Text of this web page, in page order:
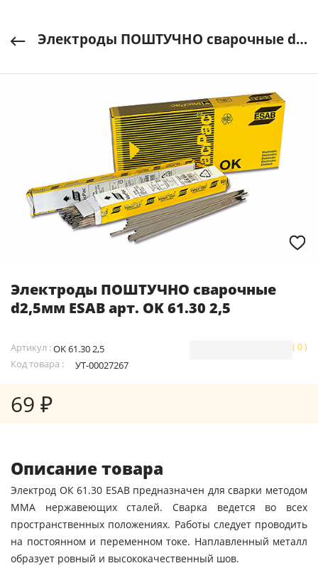
Электроды ПОШТУЧНО сварочные d2,5мм ESAB арт. OK 61.30 2,5
Электроды ПОШТУЧНО сварочные
d2,5мм ESAB арт. OK 61.30 2,5
Артикул :OK 61.30 2,5
Код товара :
УТ-00027267
( 0 )
69 ₽
Описание товара
Электрод ОК 61.30 ESAB предназначен для сварки методом
MMA нержавеющих сталей. Сварка ведется во всех
пространственных положениях. Работы следует проводить
на постоянном и переменном токе. Наплавленный металл
образует ровный и высококачественный шов.